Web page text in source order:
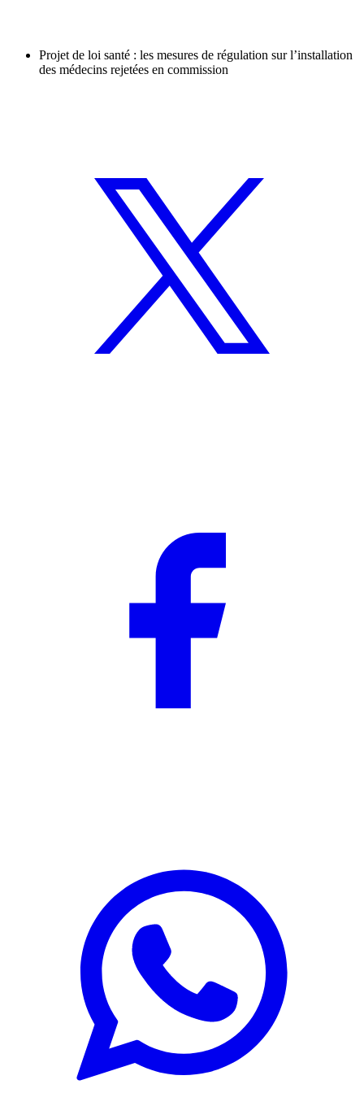
Projet de loi santé : les mesures de régulation sur l’installation
des médecins rejetées en commission